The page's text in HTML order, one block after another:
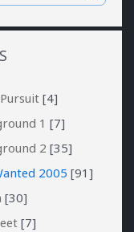
[4]
1 [7]
2 [35]
2005 [91]
[30]
[7]